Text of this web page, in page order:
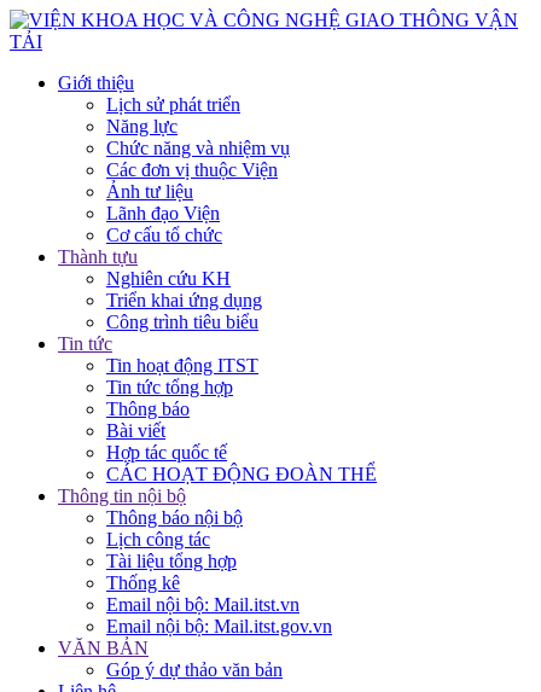
Giới thiệu
Lịch sử phát triển
Năng lực
Chức năng và nhiệm vụ
Các đơn vị thuộc Viện
Ảnh tư liệu
Lãnh đạo Viện
Cơ cấu tổ chức
Thành tựu
Nghiên cứu KH
Triển khai ứng dụng
Công trình tiêu biểu
Tin tức
Tin hoạt động ITST
Tin tức tổng hợp
Thông báo
Bài viết
Hợp tác quốc tế
CÁC HOẠT ĐỘNG ĐOÀN THỂ
Thông tin nội bộ
Thông báo nội bộ
Lịch công tác
Tài liệu tổng hợp
Thống kê
Email nội bộ: Mail.itst.vn
Email nội bộ: Mail.itst.gov.vn
VĂN BẢN
Góp ý dự thảo văn bản